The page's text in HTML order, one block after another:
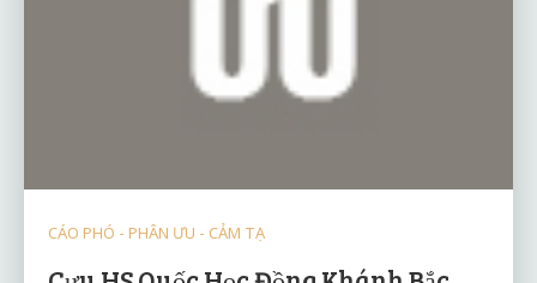
CÁO PHÓ - PHÂN ƯU - CẢM TẠ